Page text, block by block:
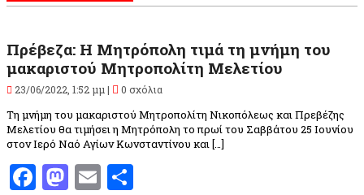
Πρέβεζα: Η Μητρόπολη τιμά τη μνήμη του
μακαριστού Μητροπολίτη Μελετίου
23/06/2022, 1:52 μμ | 0 σχόλια
Τη μνήμη του μακαριστού Μητροπολίτη Νικοπόλεως και Πρεβέζης
Μελετίου θα τιμήσει η Μητρόπολη το πρωί του Σαββάτου 25 Ιουνίου
στον Ιερό Ναό Αγίων Κωνσταντίνου και […]
Facebook
Mastodon
Email